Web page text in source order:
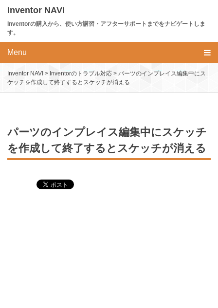
content
Inventor NAVI
Inventorの購入から、使い方講習・アフターサポートまでをナビゲートしま
す。
Menu
Inventor NAVI > Inventorのトラブル対応 > パーツのインプレイス編集中にス
ケッチを作成して終了するとスケッチが消える
パーツのインプレイス編集中にスケッチ
を作成して終了するとスケッチが消える